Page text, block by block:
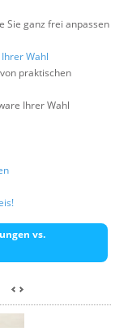
Sie ganz frei anpassen
Wahl
praktischen
Ihrer Wahl
vs.